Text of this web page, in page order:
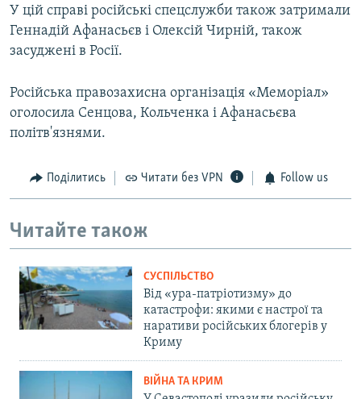
У цій справі російські спецслужби також затримали
Геннадій Афанасьєв і Олексій Чирній, також
засуджені в Росії.
Російська правозахисна організація «Меморіал»
оголосила Сенцова, Кольченка і Афанасьєва
політв'язнями.
Поділитись Читати без VPN Follow us
Читайте також
СУСПІЛЬСТВО
Від «ура-патріотизму» до
катастрофи: якими є настрої та
наративи російських блогерів у
Криму
ВІЙНА ТА КРИМ